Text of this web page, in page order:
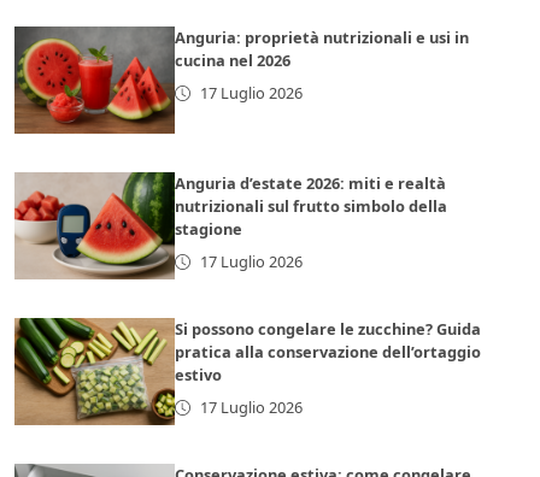
Anguria: proprietà nutrizionali e usi in
cucina nel 2026
17 Luglio 2026
Anguria d’estate 2026: miti e realtà
nutrizionali sul frutto simbolo della
stagione
17 Luglio 2026
Si possono congelare le zucchine? Guida
pratica alla conservazione dell’ortaggio
estivo
17 Luglio 2026